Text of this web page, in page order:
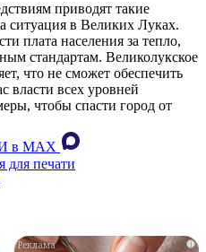
приводят такие
ситуация в Великих Луках.
плата населения за тепло,
стандартам. Великолукское
что не сможет обеспечить
власти всех уровней
чтобы спасти город от
в MAХ
для печати
i